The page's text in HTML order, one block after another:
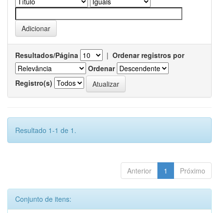
Resultados/Página | Ordenar registros por
Ordenar
Registro(s)
Resultado 1-1 de 1.
Anterior 1 Próximo
Conjunto de itens: